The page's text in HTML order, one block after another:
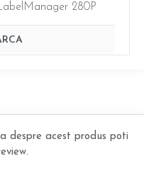
280P
despre acest produs poti